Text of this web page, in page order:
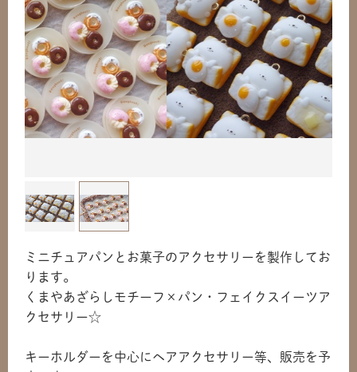
ミニチュアパンとお菓子のアクセサリーを製作してお
ります。
くまやあざらしモチーフ×パン・フェイクスイーツア
クセサリー☆
キーホルダーを中心にヘアアクセサリー等、販売を予